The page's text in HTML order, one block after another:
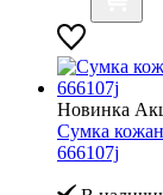
Новинка
Сумка
666107j